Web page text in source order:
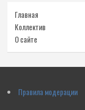
Главная
Коллектив
О сайте
Правила модерации